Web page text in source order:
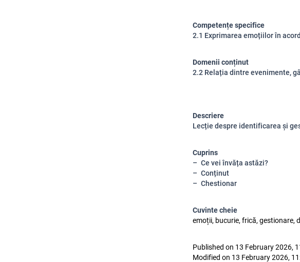
Competențe specifice
2.1 Exprimarea emoțiilor în
Domenii conținut
2.2 Relația dintre evenimente,
Descriere
Lecție despre identificarea și
Cuprins
Ce vei învăța astăzi?
Conținut
Chestionar
Cuvinte cheie
emoții, bucurie, frică, gestionare,
Published on 13 February 2026,
Modified on 13 February 2026,